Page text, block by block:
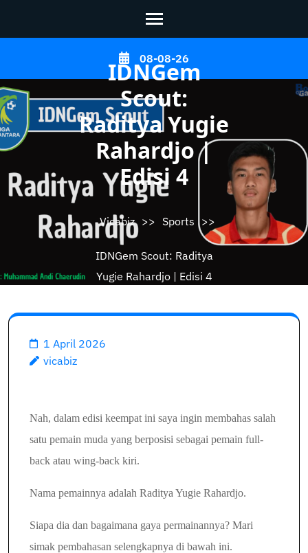
content
(Press
Enter)
08-08-26
IDNGem
Scout:
Raditya Yugie
Rahardjo |
Edisi 4
Vicabiz >> Sports >>
IDNGem Scout: Raditya
Yugie Rahardjo | Edisi 4
1 April 2026
vicabiz
Nah, dalam edisi keempat ini saya ingin membahas salah
satu pemain muda yang berposisi sebagai pemain full-
back atau wing-back kiri.
Nama pemainnya adalah Raditya Yugie Rahardjo.
Siapa dia dan bagaimana gaya permainannya? Mari
simak pembahasan selengkapnya di bawah ini.